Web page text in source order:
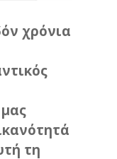
χρόνια
τη